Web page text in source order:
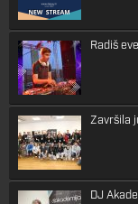
Radiš
Završila
DJ